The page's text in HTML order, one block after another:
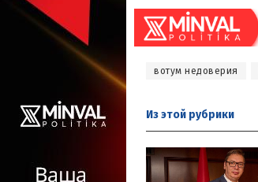
вотум недоверия
Из этой рубрики